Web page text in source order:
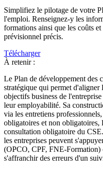
Simplifiez le pilotage de votre
l'emploi. Renseignez-y les
formations ainsi que les coûts
prévisionnel précis.
Télécharger
À retenir :
Le Plan de développement des
stratégique qui permet d'aligner
objectifs business de
leur employabilité. Sa
via les entretiens
obligatoires et non obligatoires,
consultation obligatoire du
les entreprises peuvent
(OPCO, CPF, FNE-Formation)
s'affranchir des erreurs d'un